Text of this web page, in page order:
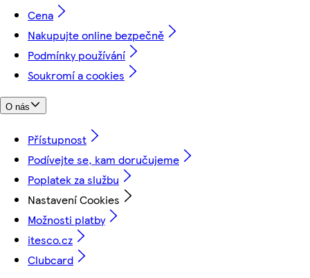
Cena
Nakupujte online bezpečně
Podmínky používání
Soukromí a cookies
O nás
Přístupnost
Podívejte se, kam doručujeme
Poplatek za službu
Nastavení Cookies
Možnosti platby
itesco.cz
Clubcard